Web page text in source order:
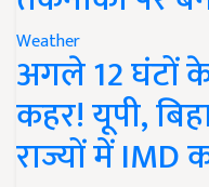
Weather
अगले 12 घंटों
कहर! यूपी,
राज्यों में